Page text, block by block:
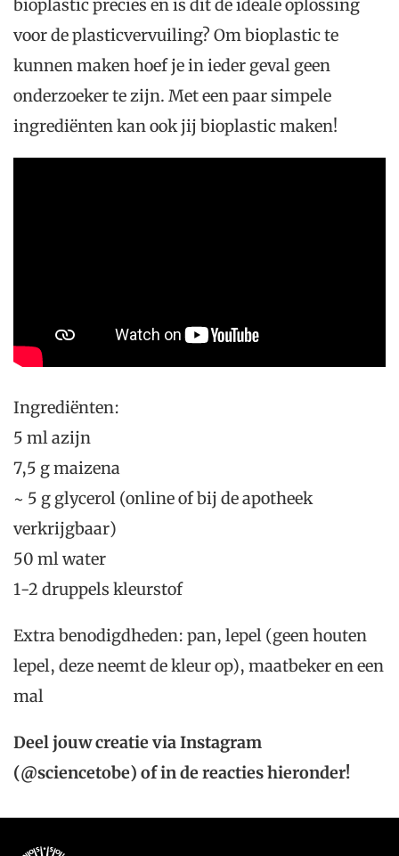
bioplastic precies en is dit de ideale oplossing
voor de plasticvervuiling? Om bioplastic te
kunnen maken hoef je in ieder geval geen
onderzoeker te zijn. Met een paar simpele
ingrediënten kan ook jij bioplastic maken!
Ingrediënten:
5 ml azijn
7,5 g maizena
~ 5 g glycerol (online of bij de apotheek
verkrijgbaar)
50 ml water
1-2 druppels kleurstof
Extra benodigdheden: pan, lepel (geen houten
lepel, deze neemt de kleur op), maatbeker en een
mal
Deel jouw creatie via Instagram
(@sciencetobe) of in de reacties hieronder!